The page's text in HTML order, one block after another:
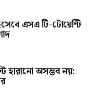
এসএ টি-টোয়েন্টি
হারানো অসম্ভব নয়: